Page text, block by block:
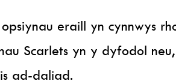
eraill yn cynnwys
Scarlets yn y dyfodol
ad-daliad.